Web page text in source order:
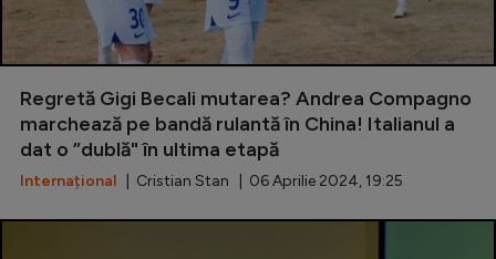
Regretă Gigi Becali mutarea? Andrea Compagno
marchează pe bandă rulantă în China! Italianul a
dat o ”dublă" în ultima etapă
Internațional | Cristian Stan | 06 Aprilie 2024, 19:25